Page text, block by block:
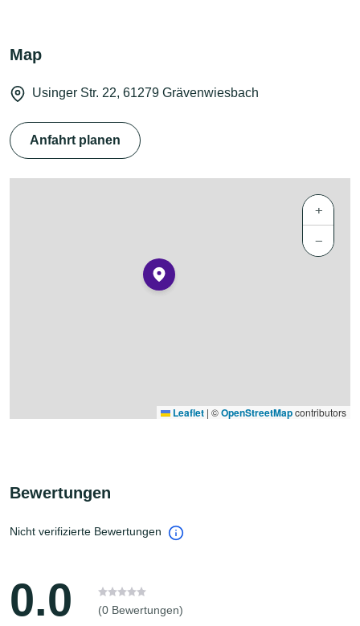
Map
Usinger Str. 22, 61279 Grävenwiesbach
Anfahrt planen
+
−
Leaflet | ©OpenStreetMapcontributors
Bewertungen
Nicht verifizierte Bewertungen
0.0 (0 Bewertungen)